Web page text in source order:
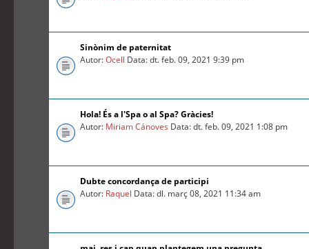
Sinònim de paternitat
Autor:Ocell Data: dt. feb. 09, 2021 9:39 pm
Hola! És a l'Spa o al Spa? Gràcies!
Autor: Miriam Cánoves Data: dt. feb. 09, 2021 1:08 pm
Dubte concordança de participi
Autor: Raquel Data: dl. març 08, 2021 11:34 am